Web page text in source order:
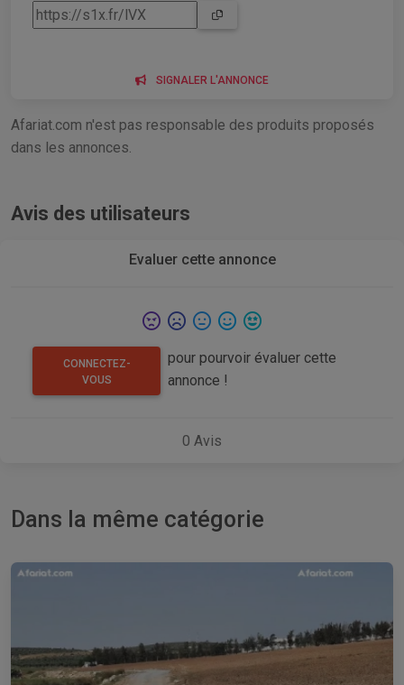
SIGNALER L'ANNONCE
Afariat.com n'est pas responsable des produits proposés
dans les annonces.
Avis des utilisateurs
Evaluer cette annonce
CONNECTEZ-
VOUS
pour pourvoir évaluer cette
annonce !
0 Avis
Dans la même catégorie